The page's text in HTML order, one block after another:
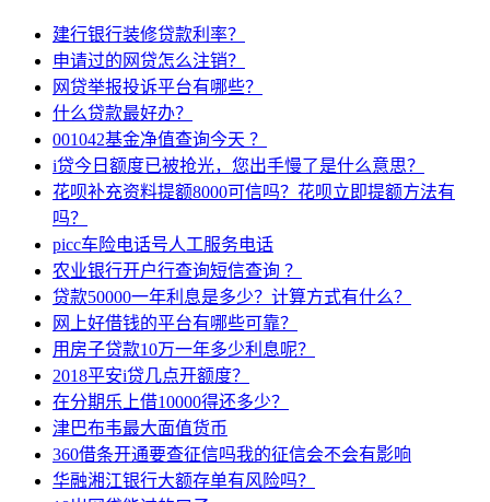
建行银行装修贷款利率？
申请过的网贷怎么注销？
网贷举报投诉平台有哪些？
什么贷款最好办？
001042基金净值查询今天 ？
i贷今日额度已被抢光，您出手慢了是什么意思？
花呗补充资料提额8000可信吗？花呗立即提额方法有
吗？
picc车险电话号人工服务电话
农业银行开户行查询短信查询 ？
贷款50000一年利息是多少？计算方式有什么？
网上好借钱的平台有哪些可靠？
用房子贷款10万一年多少利息呢？
2018平安i贷几点开额度？
在分期乐上借10000得还多少？
津巴布韦最大面值货币
360借条开通要查征信吗我的征信会不会有影响
华融湘江银行大额存单有风险吗？